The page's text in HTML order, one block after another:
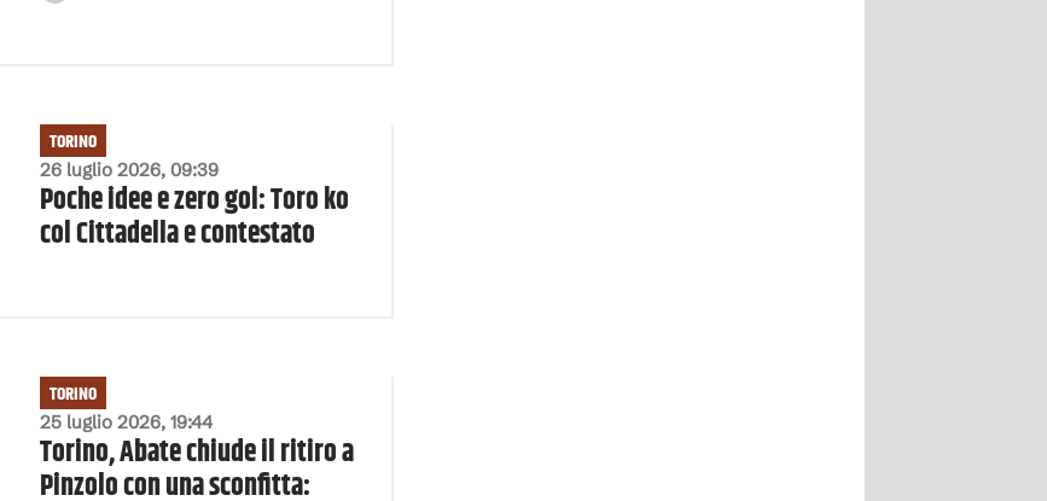
26 luglio 2026, 09:39
TORINO
Poche idee e zero gol: Toro ko
col Cittadella e contestato
25 luglio 2026, 19:44
TORINO
Torino, Abate chiude il ritiro a
Pinzolo con una sconfitta: